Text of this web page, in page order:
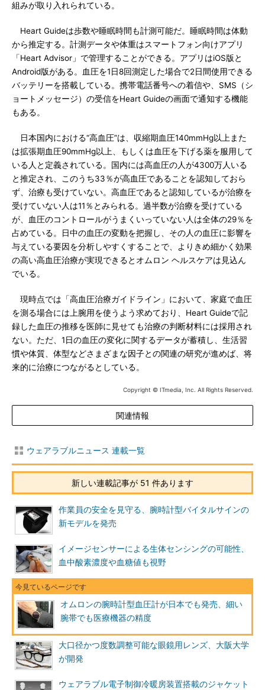
組みが取り入れられている。
Heart Guideは歩数や睡眠時間も計測可能だ。睡眠時間は体動
から推定する。計測データや体重はスマートフォン向けアプリ
「Heart Advisor」で管理することができる。アプリはiOS版と
Android版がある。血圧を1日8回測定した場合で2日間使用できる
バッテリーを搭載している。携帯電話番号への着信や、SMS（シ
ョートメッセージ）の受信をHeart Guideの画面で通知する機能
もある。
日本国内における“高血圧”は、収縮期血圧140mmHg以上また
は拡張期血圧90mmHg以上、もしくは血圧を下げる薬を服用して
いる人と定義されている。国内には高血圧の人が4300万人いる
と推定され、このうち33％が高血圧であることを認知しておら
ず、治療も受けていない。高血圧であると認知しているが治療を
受けていない人は11％とみられる。過半数が治療を受けている
が、血圧のコントロールがうまくいっていない人は全体の29％を
占めている。日中の血圧の変動を把握し、その人の血圧に影響を
与えている要因を分析しやすくすることで、よりきめ細かく効果
の高い高血圧治療が実現できるとオムロン ヘルスケアは見込ん
でいる。
現時点では「高血圧治療ガイドライン」において、家庭で血圧
を測る場合には上腕用を使うよう求めており、Heart Guideで記
録した血圧の推移を医師に見せても治療の判断材料には採用され
ない。ただ、1日の血圧の変化に関するデータが蓄積し、生活習
慣や体質、体型などさまざまな因子との関連の研究が進めば、将
来的に治療につながるとしている。
Copyright © ITmedia, Inc. All Rights Reserved.
関連情報
ウェアラブルニュース 連載一覧
新しい連載記事が 51 件あります
作業員の安全を見守る、腕時計型バイタルサインの
新モデルを発売
イメージセンサーによる生体センシングの可能性、
血中酸素濃度や血糖値も視野
オムロンの腕時計型血圧計が日本でも発売、細い
腕帯でも医療機器の精度
大口径かつ度数調整可能な眼鏡用レンズ、大阪大学
が開発
ウェアラブル電子制御冷暖房装置搭載のジャケット